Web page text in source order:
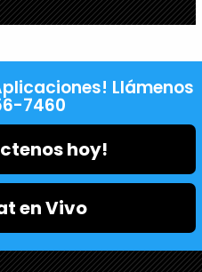
Llámenos
7460
hoy!
en Vivo